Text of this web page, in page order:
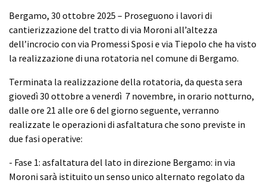
Bergamo, 30 ottobre 2025 – Proseguono i lavori di
cantierizzazione del tratto di via Moroni all’altezza
dell’incrocio con via Promessi Sposi e via Tiepolo che ha visto
la realizzazione di una rotatoria nel comune di Bergamo.
Terminata la realizzazione della rotatoria, da questa sera
giovedì 30 ottobre a venerdì 7 novembre, in orario notturno,
dalle ore 21 alle ore 6 del giorno seguente, verranno
realizzate le operazioni di asfaltatura che sono previste in
due fasi operative:
- Fase 1: asfaltatura del lato in direzione Bergamo: in via
Moroni sarà istituito un senso unico alternato regolato da